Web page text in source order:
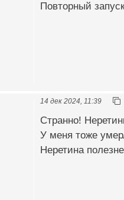
Повторный
14 дек 2024, 11:39
Странно!
У меня тоже
Неретина